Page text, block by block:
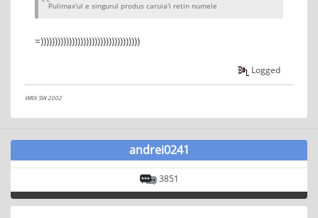
Pulimax'ul e singurul produs caruia'i retin numele
=)))))))))))))))))))))))))))))))))))
Logged
WRX SW 2002
andrei0241
3851